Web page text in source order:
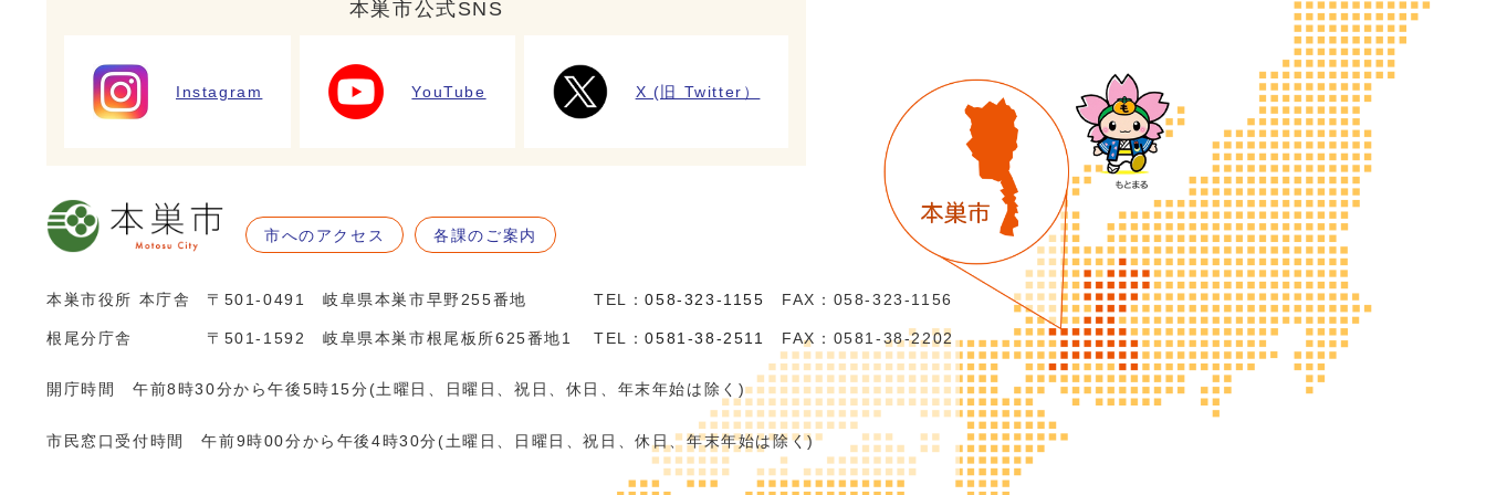
本巣市公式SNS
Instagram YouTube X (旧 Twitter）
市へのアクセス 各課のご案内
本巣市役所 本庁舎 〒501-0491 岐阜県本巣市早野255番地 TEL：058-323-1155 FAX：058-323-1156
根尾分庁舎 〒501-1592 岐阜県本巣市根尾板所625番地1 TEL：0581-38-2511 FAX：0581-38-2202
開庁時間 午前8時30分から午後5時15分(土曜日、日曜日、祝日、休日、年末年始は除く)
市民窓口受付時間 午前9時00分から午後4時30分(土曜日、日曜日、祝日、休日、年末年始は除く)